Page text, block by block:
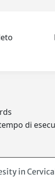
di
in